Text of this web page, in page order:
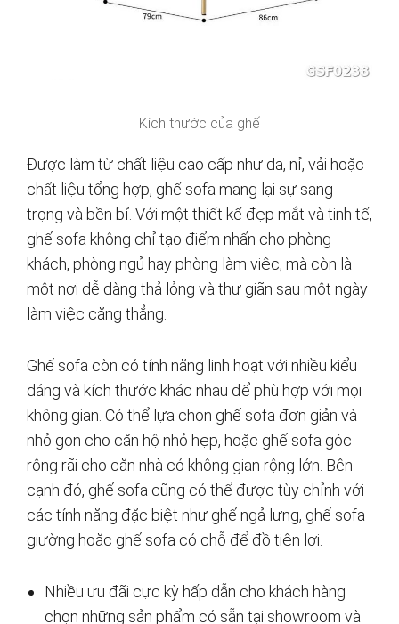
Kích thước của ghế
Được làm từ chất liệu cao cấp như da, nỉ, vải hoặc
chất liệu tổng hợp, ghế sofa mang lại sự sang
trọng và bền bỉ. Với một thiết kế đẹp mắt và tinh tế,
ghế sofa không chỉ tạo điểm nhấn cho phòng
khách, phòng ngủ hay phòng làm việc, mà còn là
một nơi dễ dàng thả lỏng và thư giãn sau một ngày
làm việc căng thẳng.
Ghế sofa còn có tính năng linh hoạt với nhiều kiểu
dáng và kích thước khác nhau để phù hợp với mọi
không gian. Có thể lựa chọn ghế sofa đơn giản và
nhỏ gọn cho căn hộ nhỏ hẹp, hoặc ghế sofa góc
rộng rãi cho căn nhà có không gian rộng lớn. Bên
cạnh đó, ghế sofa cũng có thể được tùy chỉnh với
các tính năng đặc biệt như ghế ngả lưng, ghế sofa
giường hoặc ghế sofa có chỗ để đồ tiện lợi.
Nhiều ưu đãi cực kỳ hấp dẫn cho khách hàng
chọn những sản phẩm có sẵn tại showroom và